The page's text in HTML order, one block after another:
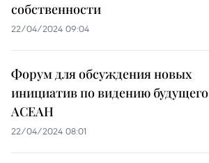
собственности
22/04/2024 09:04
Форум для обсуждения новых
инициатив по видению будущего
АСЕАН
22/04/2024 08:01